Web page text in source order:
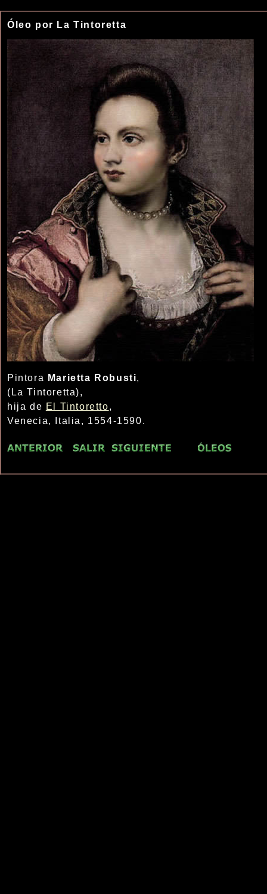
Óleo por La Tintoretta
Pintora Marietta Robusti,
(La Tintoretta),
hija de El Tintoretto,
Venecia, Italia, 1554-1590.